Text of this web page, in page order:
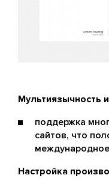
Мультиязычность
поддержка
сайтов, что
международное
Настройка